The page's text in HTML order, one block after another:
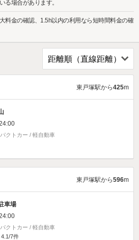
る場合があります。
料金の確認、1.5h以内の利用なら短時間料金の確
東戸塚駅から425m
クトカー / 軽自動車
東戸塚駅から596m
車場
クトカー / 軽自動車
4.1/7件